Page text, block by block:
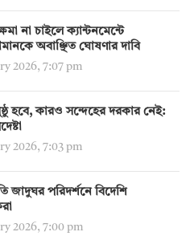
না চাইলে ক্যান্টনমেন্টে
অবাঞ্ছিত ঘোষণার দাবি
2026, 7:07 pm
হবে, কারও সন্দেহের দরকার নেই:
2026, 7:03 pm
জাদুঘর পরিদর্শনে বিদেশি
2026, 7:00 pm